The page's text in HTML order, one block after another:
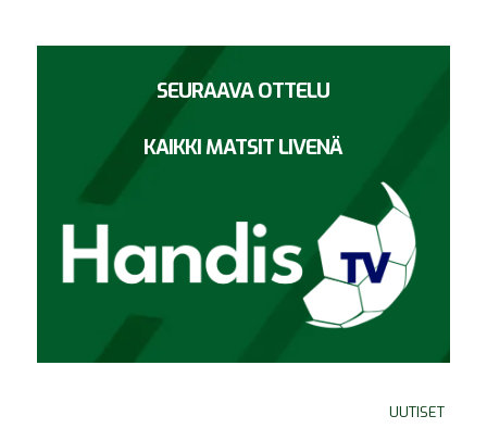
SEURAAVA OTTELU
KAIKKI MATSIT LIVENÄ
UUTISET